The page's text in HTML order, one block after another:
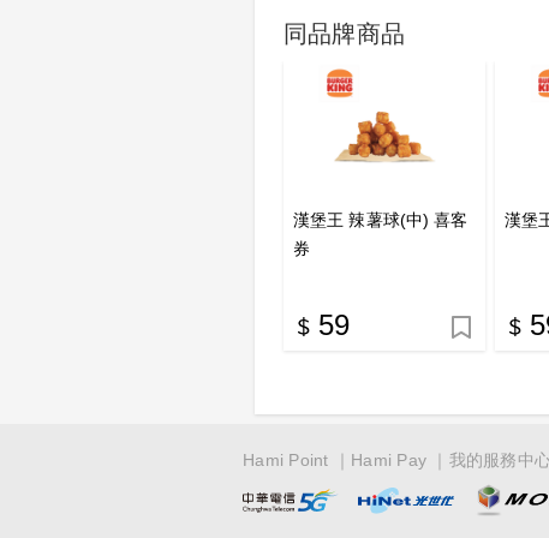
同品牌商品
漢堡王 辣薯球(中) 喜客
券
59
漢堡
Hami Point Hami Pay 我的服務中